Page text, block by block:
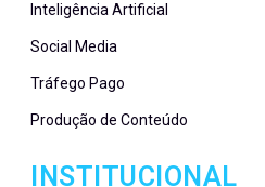
Inteligência Artificial
Social Media
Tráfego Pago
Produção de Conteúdo
INSTITUCIONAL